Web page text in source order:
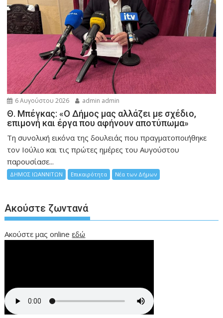
6 Αυγούστου 2026 admin admin
Θ. Μπέγκας: «Ο Δήμος μας αλλάζει με σχέδιο,
επιμονή και έργα που αφήνουν αποτύπωμα»
Τη συνολική εικόνα της δουλειάς που πραγματοποιήθηκε
τον Ιούλιο και τις πρώτες ημέρες του Αυγούστου
παρουσίασε...
ΔΗΜΟΣ ΙΩΑΝΝΙΤΩΝ Επικαιρότητα Νέα των Δήμων
Ακούστε ζωντανά
Ακούστε μας onlineεδώ